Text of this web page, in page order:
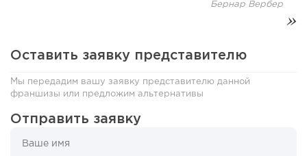
Coffee Way приступил к масштабированию собственной
Бернар Вербер
Оставить заявку представителю
Мы передадим вашу заявку представителю данной
франшизы или предложим альтернативы
Отправить заявку